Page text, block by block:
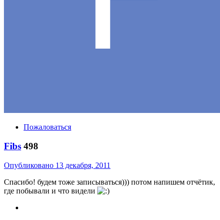
Пожаловаться
Fibs 498
Опубликовано 13 декабря, 2011
Спасибо! будем тоже записываться))) потом напишем отчётик,
где побывали и что видели